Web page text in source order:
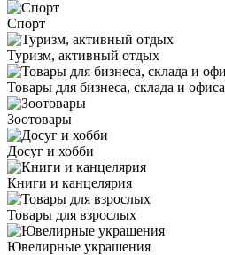
Спорт
Туризм, активный отдых
Товары для бизнеса, склада и офиса
Зоотовары
Досуг и хобби
Книги и канцелярия
Товары для взрослых
Ювелирные украшения